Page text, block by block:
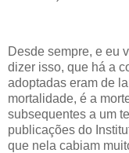
Desde sempre, e eu
dizer isso, que há a
adoptadas eram de
mortalidade, é a
subsequentes a um
publicações do
que nela cabiam